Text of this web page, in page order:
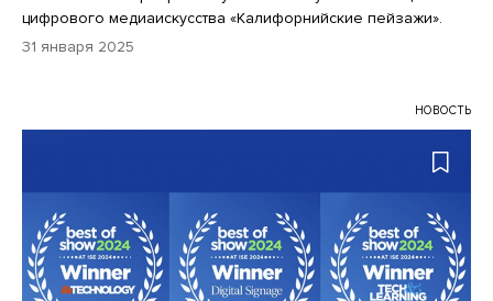
цифрового медиаискусства «Калифорнийские пейзажи».
31 января 2025
НОВОСТЬ